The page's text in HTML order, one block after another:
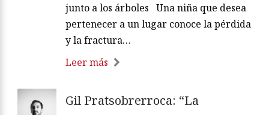
junto a los árboles Una niña que desea
pertenecer a un lugar conoce la pérdida
y la fractura…
Leer más
Gil Pratsobrerroca: “La